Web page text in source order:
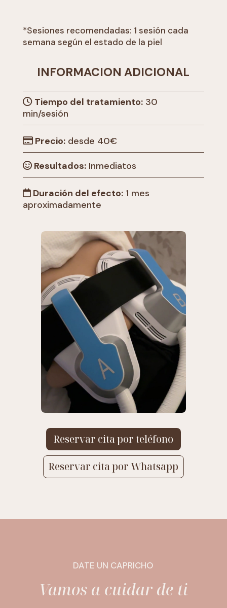
*Sesiones recomendadas: 1 sesión cada
semana según el estado de la piel
INFORMACION ADICIONAL
Tiempo del tratamiento:30
min/sesión
Precio:desde 40€
Resultados:Inmediatos
Duración del efecto:1 mes
aproximadamente
Reservar cita por teléfono
Reservar cita por Whatsapp
DATE UN CAPRICHO
Vamos a cuidar de ti